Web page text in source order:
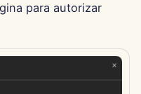
para autorizar